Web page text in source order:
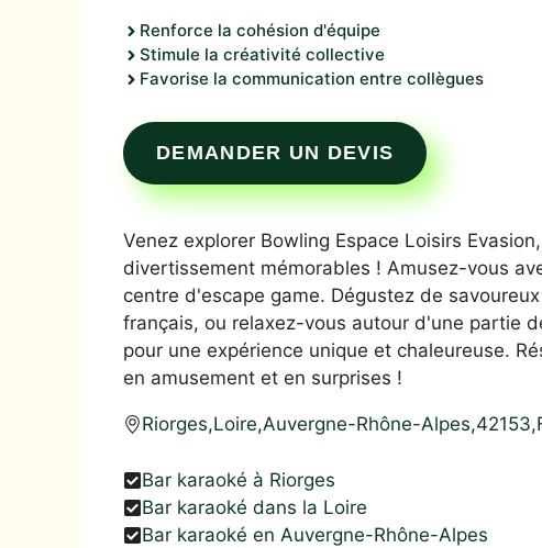
Renforce la cohésion d'équipe
Stimule la créativité collective
Favorise la communication entre collègues
DEMANDER UN DEVIS
Venez explorer Bowling Espace Loisirs
divertissement mémorables ! Amusez-vous
centre d'escape game. Dégustez de
français, ou relaxez-vous autour d'une partie
pour une expérience unique et chaleureuse.
en amusement et en surprises !
Riorges,Loire,Auvergne-Rhône-Alpes,42153,
Bar karaoké à Riorges
Bar karaoké dans la Loire
Bar karaoké en Auvergne-Rhône-Alpes